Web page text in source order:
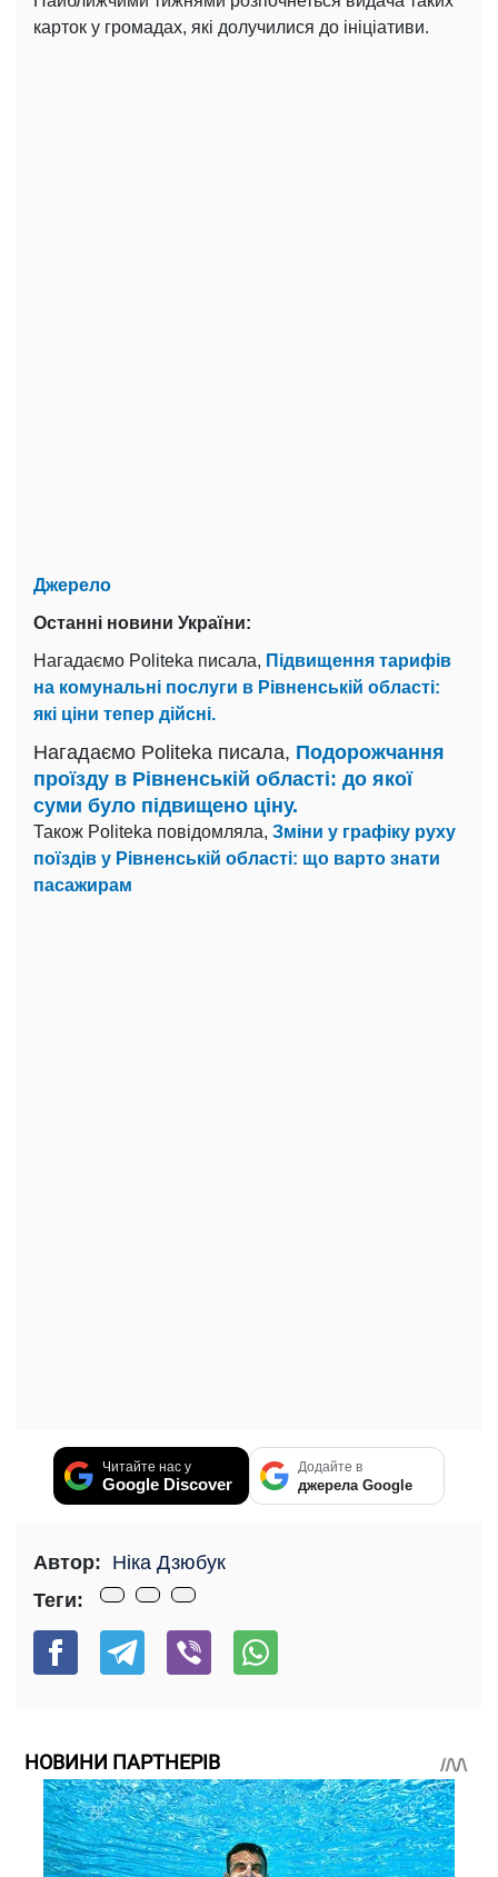
карток у громадах, які долучилися до ініціативи.
Джерело
Останні новини України:
Нагадаємо Politeka писала, Підвищення тарифів
на комунальні послуги в Рівненській області:
які ціни тепер дійсні.
Нагадаємо Politeka писала, Подорожчання
проїзду в Рівненській області: до якої
суми було підвищено ціну.
Також Politeka повідомляла, Зміни у графіку руху
поїздів у Рівненській області: що варто знати
пасажирам
Читайте нас у
Google Discover
Додайте в
джерела Google
Автор: Ніка Дзюбук
Теги:
НОВИНИ ПАРТНЕРІВ